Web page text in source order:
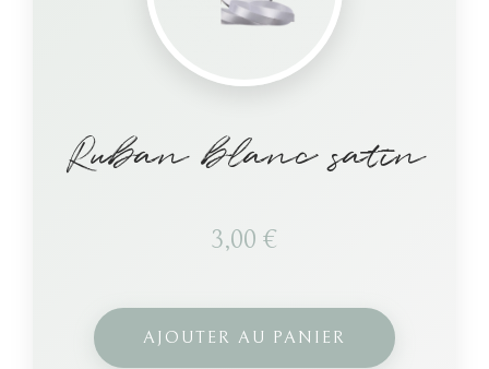
Ruban blanc satin
3,00 €
AJOUTER AU PANIER